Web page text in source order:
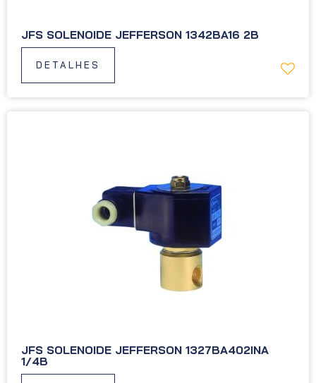
JFS SOLENOIDE JEFFERSON 1342BA16 2B
DETALHES
JFS SOLENOIDE JEFFERSON 1327BA402INA
1/4B